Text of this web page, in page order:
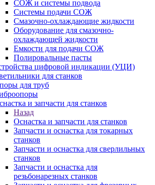
СОЖ и системы подвода
Системы подачи СОЖ
Смазочно-охлаждающие жидкости
Оборудование для смазочно-
охлаждающей жидкости
Емкости для подачи СОЖ
Полировальные пасты
цифровой индикации (УЦИ)
для станков
для труб
и запчасти для станков
Назад
Оснастка и запчасти для станков
Запчасти и оснастка для токарных
станков
Запчасти и оснастка для сверлильных
станков
Запчасти и оснастка для
резьбонарезных станков